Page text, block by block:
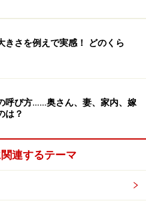
持ちのバランスが大切
仕事も家庭のことも両方が
どちらに対しても同じように
てことなんじゃないかと思い
きさを例えで実感！ どのくら
呼び方……奥さん、妻、家内、嫁
は？
連するテーマ